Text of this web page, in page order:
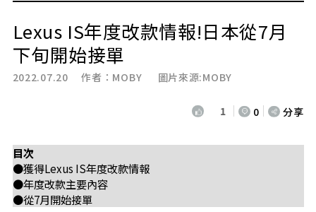
Lexus IS年度改款情報!日本從7月
下旬開始接單
2022.07.20 作者： MOBY 圖片來源:MOBY
1 0 分享
目次
●獲得Lexus IS年度改款情報
●年度改款主要內容
●從7月開始接單